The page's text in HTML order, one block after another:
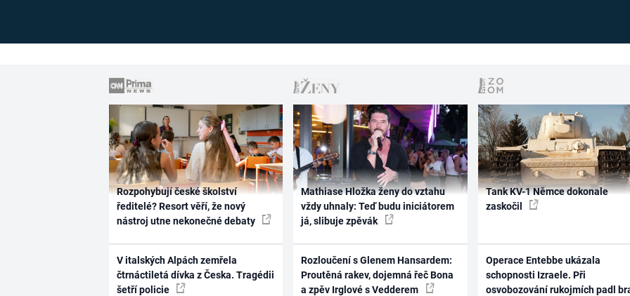
Rozpohybují české školství
ředitelé? Resort věří, že nový
nástroj utne nekonečné debaty
V italských Alpách zemřela
čtrnáctiletá dívka z Česka. Tragédii
šetří policie
Mathiase Hložka ženy do vztahu
vždy uhnaly: Teď budu iniciátorem
já, slibuje zpěvák
Rozloučení s Glenem Hansardem:
Proutěná rakev, dojemná řeč Bona
a zpěv Irglové s Vedderem
Tank KV-1 Němce dokonale
zaskočil
Operace Entebbe ukázala
schopnosti Izraele. Při
osvobozování rukojmích padl